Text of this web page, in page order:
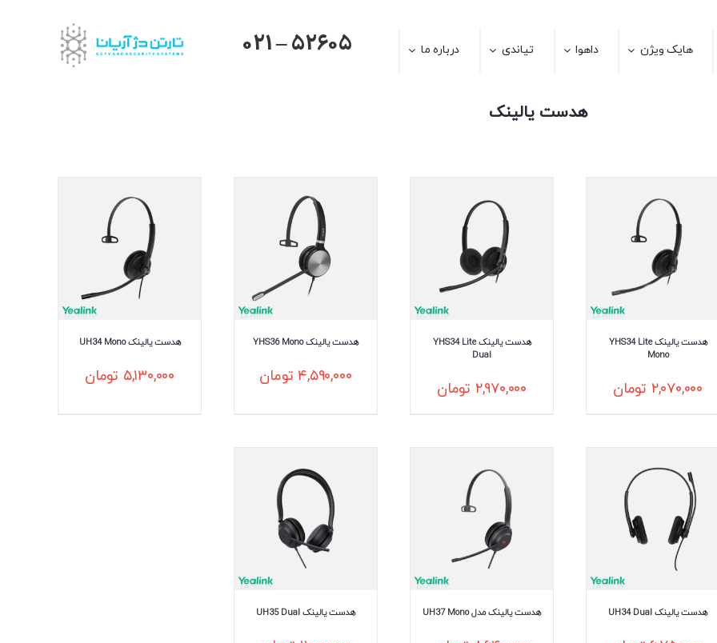
هایک ویژن داهوا تیاندی درباره ما 021 – 52605
هدست یالینک
هدست یالینک YHS34 Lite
Mono
۲,۰۷۰,۰۰۰ تومان
هدست یالینک YHS34 Lite
Dual
۲,۹۷۰,۰۰۰ تومان
هدست یالینک YHS36 Mono
۴,۵۹۰,۰۰۰ تومان
هدست یالینک UH34 Mono
۵,۱۳۰,۰۰۰ تومان
هدست یالینک UH34 Dual هدست یالینک مدل UH37 Mono هدست یالینک UH35 Dual